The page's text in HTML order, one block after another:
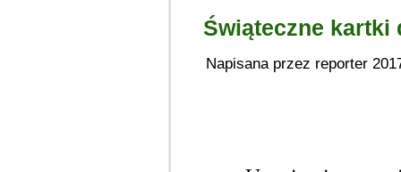
Świąteczne kartki
Napisana przez reporter